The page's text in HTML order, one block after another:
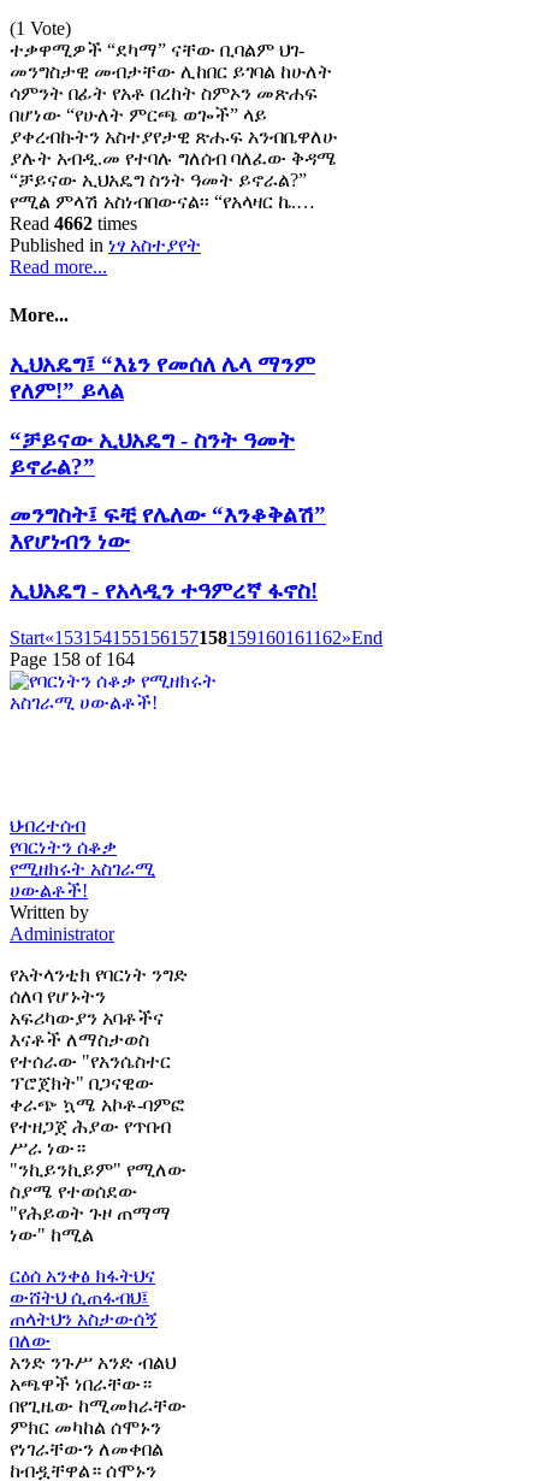
(1 Vote)
ተቃዋሚዎች “ደካማ” ናቸው ቢባልም ህገ-
መንግስታዊ መብታቸው ሊከበር ይገባል ከሁለት
ሳምንት በፊት የአቶ በረከት ስምኦን መጽሐፍ
በሆነው “የሁለት ምርጫ ወጐች” ላይ
ያቀረብኩትን አስተያየታዊ ጽሑፍ አንብቤዋለሁ
ያሉት አብዲ.መ የተባሉ ግለሰብ ባለፈው ቅዳሜ
“ቻይናው ኢህአዴግ ስንት ዓመት ይኖራል?”
የሚል ምላሽ አስነብበውናል፡፡ “የአላዛር ኬ.…
Read 4662 times
Published in ነፃ አስተያየት
Read more...
More...
ኢህአዴግ፤ “እኔን የመሰለ ሌላ ማንም
የለም!” ይላል
“ቻይናው ኢህአዴግ - ስንት ዓመት
ይኖራል?”
መንግስት፤ ፍቺ የሌለው “እንቆቅልሽ”
እየሆነብን ነው
ኢህአዴግ - የአላዲን ተዓምረኛ ፋኖስ!
Start«153154155156157158159160161162»End
Page 158 of 164
ህብረተሰብ
የባርነትን ሰቆቃ
የሚዘክሩት አስገራሚ
ሀውልቶች!
Written by
Administrator
የአትላንቲክ የባርነት ንግድ
ሰለባ የሆኑትን
አፍሪካውያን አባቶችና
እናቶች ለማስታወስ
የተሰራው "የአንሴስተር
ፕሮጀክት" በጋናዊው
ቀራጭ ኳሜ አኮቶ-ባምፎ
የተዘጋጀ ሕያው የጥበብ
ሥራ ነው።
"ንኪይንኪይም" የሚለው
ስያሜ የተወሰደው
"የሕይወት ጉዞ ጠማማ
ነው" ከሚል
ርዕሰ አንቀፅ ክፋትህና
ውሸትህ ሲጠፋብህ፤
ጠላትህን አስታውሰኝ
በለው
አንድ ንጉሥ አንድ ብልህ
አጫዋች ነበራቸው።
በየጊዜው ከሚመክራቸው
ምክር መካከል ሰሞኑን
የነገራቸውን ለመቀበል
ከብዷቸዋል። ሰሞኑን